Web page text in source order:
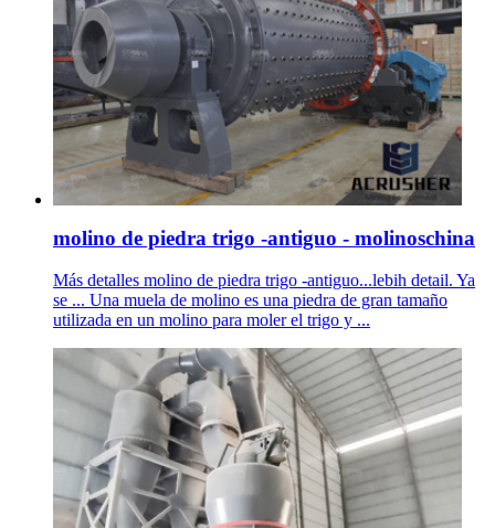
molino de piedra trigo -antiguo - molinoschina
Más detalles molino de piedra trigo -antiguo...lebih detail. Ya
se ... Una muela de molino es una piedra de gran tamaño
utilizada en un molino para moler el trigo y ...